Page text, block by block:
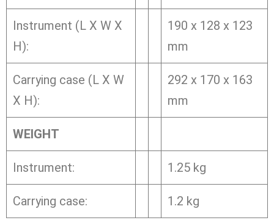
Instrument (L X W X
H):
190 x 128 x 123
mm
Carrying case (L X W
X H):
292 x 170 x 163
mm
WEIGHT
Instrument: 1.25 kg
Carrying case: 1.2 kg